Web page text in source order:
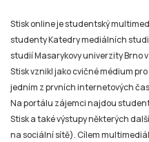
Stisk online je studentský
studenty Katedry mediálních
studií Masarykovy univerzity Brno
Stisk vznikl jako cvičné médium
jedním z prvních internetových
Na portálu zájemci najdou
Stisk a také výstupy některých
na sociální sítě). Cílem